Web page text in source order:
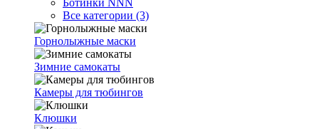
Ботинки NNN
Все категории (3)
Горнолыжные маски
Зимние самокаты
Камеры для тюбингов
Клюшки